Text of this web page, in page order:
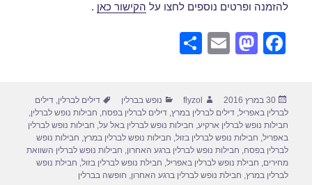
להזמנה ופרטים נוספים לחצו על הקישור כאן .
F
e
b
o
o
M
o
d
o
n
E
e
פורסם
בתאריך
30 במרץ 2016 מחבר
flyzol קטגוריות
נופש בברלין תגיות
דילים לברלין,דילים
לברלין באפריל,דילים לברלין במרץ,דילים לברלין בפסח, חבילות נופש לברלין,
חבילות נופש לברלין ארקיע, חבילות נופש לברלין באל על, חבילות נופש לברלין
באפריל, חבילות נופש לברלין בזול, חבילות נופש לברלין במרץ, חבילות נופש
לברלין בפסח, חבילות נופש לברלין ברגע האחרון, חבילות נופש לברלין השוואת
מחירים, חבילת נופש לברלין באפריל, חבילת נופש לברלין בזול, חבילת נופש
לברלין במרץ, חבילת נופש לברלין ברגע האחרון, חופשה בברלין